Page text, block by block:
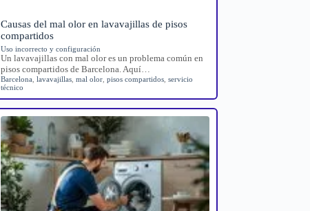
Causas del mal olor en lavavajillas de pisos
compartidos
Uso incorrecto y configuración
Un lavavajillas con mal olor es un problema común en
pisos compartidos de Barcelona. Aquí…
Barcelona ,lavavajillas ,mal olor ,pisos compartidos ,servicio
técnico